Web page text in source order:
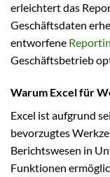
erleichtert das
Geschäftsdaten
entworfene
Geschäftsbetrieb
Warum Excel für
Excel ist aufgrund
bevorzugtes
Berichtswesen in
Funktionen